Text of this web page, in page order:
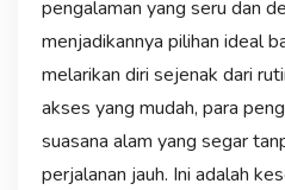
pengalaman yang seru dan
menjadikannya pilihan ideal
melarikan diri sejenak dari
akses yang mudah, para
suasana alam yang segar
perjalanan jauh. Ini adalah